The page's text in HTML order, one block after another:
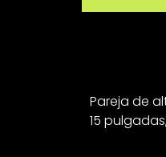
Pareja de
15